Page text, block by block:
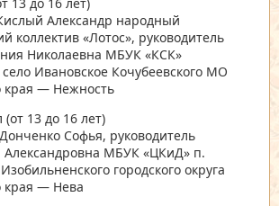
Александр народный
коллектив «Лотос», руководитель
Николаевна МБУК «КСК»
Ивановское Кочубеевского МО
края — Нежность
(от 13 до 16 лет)
Софья, руководитель
Александровна МБУК «ЦКиД» п.
городского округа
края — Нева